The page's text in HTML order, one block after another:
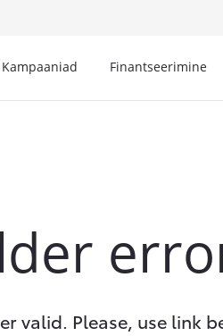
Kampaaniad Finantseerimine
valid. Please, use link